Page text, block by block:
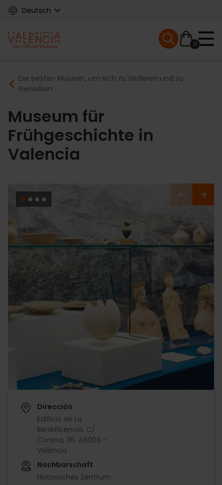
Skip
content
Deutsch
Main
navigation
0
Mobile menu
Breadcrumb
Die besten Museen, um sich zu Verlieren und zu
Genießen
Museum für
Frühgeschichte in
Valencia
Dirección
Edificio de La
Beneficencia. C/
Corona, 36. 46003 -
València
Nachbarschaft
Historisches Zentrum